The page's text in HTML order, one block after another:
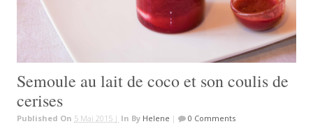
Semoule au lait de coco et son coulis de
cerises
Published On 5 Mai 2015 | In By Helene | 0 Comments